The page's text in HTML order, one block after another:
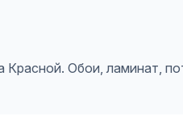
Красной. Обои, ламинат,